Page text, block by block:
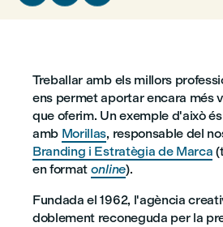
Treballar amb els millors
ens permet aportar encara més
que oferim. Un exemple d'això
amb Morillas, responsable del
Branding i Estratègia de Marca
en format online).
Fundada el 1962, l'agència
doblement reconeguda per la